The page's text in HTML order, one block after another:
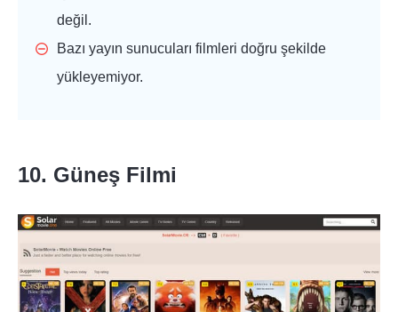
değil.
Bazı yayın sunucuları filmleri doğru şekilde
yükleyemiyor.
10. Güneş Filmi